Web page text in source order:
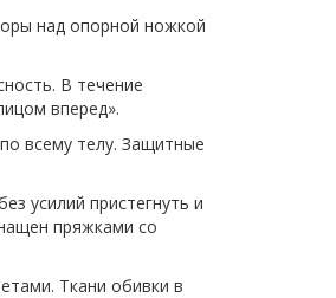
над опорной ножкой
В течение
вперед».
всему телу. Защитные
усилий пристегнуть и
пряжками со
Ткани обивки в